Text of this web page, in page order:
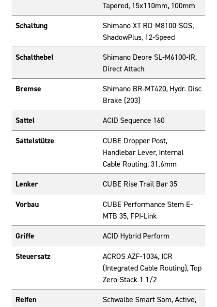
Tapered, 15x110mm, 100mm
Schaltung
Shimano XT RD-M8100-SGS,
ShadowPlus, 12-Speed
Schalthebel
Shimano Deore SL-M6100-IR,
Direct Attach
Bremse
Shimano BR-MT420, Hydr. Disc
Brake (203)
Sattel ACID Sequence 160
Sattelstütze
CUBE Dropper Post,
Handlebar Lever, Internal
Cable Routing, 31.6mm
Lenker CUBE Rise Trail Bar 35
Vorbau
CUBE Performance Stem E-
MTB 35, FPI-Link
Griffe ACID Hybrid Perform
Steuersatz
ACROS AZF-1034, ICR
(Integrated Cable Routing), Top
Zero-Stack 1 1/2
Reifen
Schwalbe Smart Sam, Active,